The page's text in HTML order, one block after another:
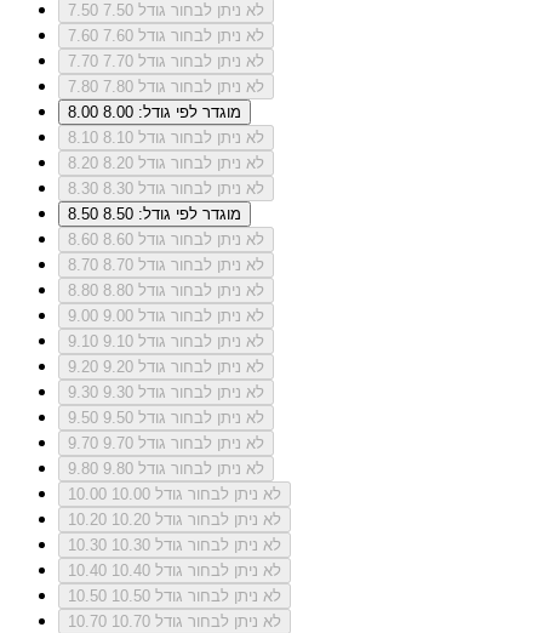
7.50
לא ניתן לבחור גודל 7.50
7.60
לא ניתן לבחור גודל 7.60
7.70
לא ניתן לבחור גודל 7.70
7.80
לא ניתן לבחור גודל 7.80
8.00
מוגדר לפי גודל: 8.00
8.10
לא ניתן לבחור גודל 8.10
8.20
לא ניתן לבחור גודל 8.20
8.30
לא ניתן לבחור גודל 8.30
8.50
מוגדר לפי גודל: 8.50
8.60
לא ניתן לבחור גודל 8.60
8.70
לא ניתן לבחור גודל 8.70
8.80
לא ניתן לבחור גודל 8.80
9.00
לא ניתן לבחור גודל 9.00
9.10
לא ניתן לבחור גודל 9.10
9.20
לא ניתן לבחור גודל 9.20
9.30
לא ניתן לבחור גודל 9.30
9.50
לא ניתן לבחור גודל 9.50
9.70
לא ניתן לבחור גודל 9.70
9.80
לא ניתן לבחור גודל 9.80
10.00
לא ניתן לבחור גודל 10.00
10.20
לא ניתן לבחור גודל 10.20
10.30
לא ניתן לבחור גודל 10.30
10.40
לא ניתן לבחור גודל 10.40
10.50
לא ניתן לבחור גודל 10.50
10.70
לא ניתן לבחור גודל 10.70